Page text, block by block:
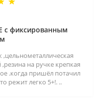
с фиксированным
на ручке крепкая
.когда пришёл потачил
режит легко 5+!. ..